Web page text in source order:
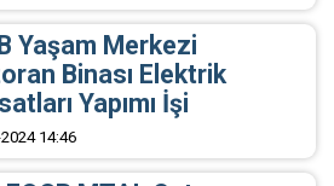
Yaşam Merkezi
Binası Elektrik
Yapımı İşi
14:46